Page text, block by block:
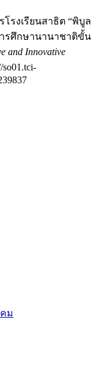
รงเรียนสาธิต “พิบูล
รศึกษานานาชาติขั้น
and Innovative
ม